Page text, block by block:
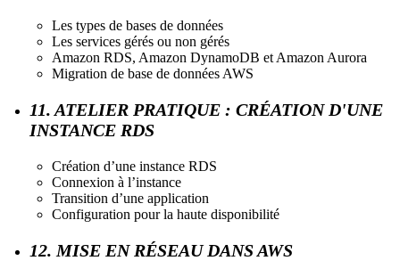
Les types de bases de données
Les services gérés ou non gérés
Amazon RDS, Amazon DynamoDB et Amazon Aurora
Migration de base de données AWS
11. ATELIER PRATIQUE : CRÉATION D'UNE
INSTANCE RDS
Création d’une instance RDS
Connexion à l’instance
Transition d’une application
Configuration pour la haute disponibilité
12. MISE EN RÉSEAU DANS AWS